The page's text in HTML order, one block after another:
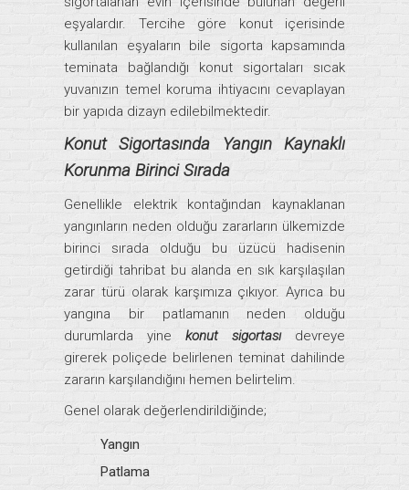
eşyalardır. Tercihe göre konut içerisinde
kullanılan eşyaların bile sigorta kapsamında
teminata bağlandığı konut sigortaları sıcak
yuvanızın temel koruma ihtiyacını cevaplayan
bir yapıda dizayn edilebilmektedir.
Konut Sigortasında Yangın Kaynaklı
Korunma Birinci Sırada
Genellikle elektrik kontağından kaynaklanan
yangınların neden olduğu zararların ülkemizde
birinci sırada olduğu bu üzücü hadisenin
getirdiği tahribat bu alanda en sık karşılaşılan
zarar türü olarak karşımıza çıkıyor. Ayrıca bu
yangına bir patlamanın neden olduğu
durumlarda yine konut sigortasıdevreye
girerek poliçede belirlenen teminat dahilinde
zararın karşılandığını hemen belirtelim.
Genel olarak değerlendirildiğinde;
Yangın
Patlama